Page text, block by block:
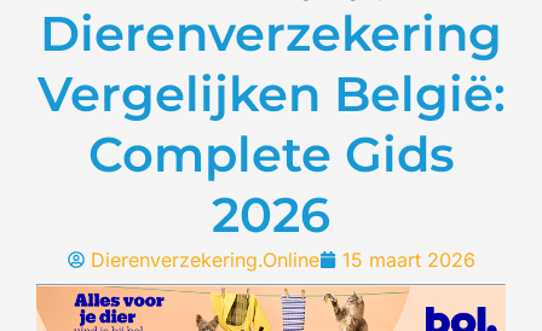
Dierenverzekering
Vergelijken België:
Complete Gids
2026
Dierenverzekering.Online 15 maart 2026